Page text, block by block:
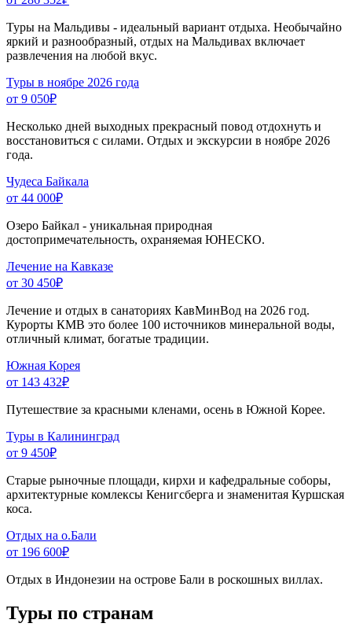
Туры на Мальдивы - идеальный вариант отдыха. Необычайно
яркий и разнообразный, отдых на Мальдивах включает
развлечения на любой вкус.
Туры в ноябре 2026 года
от 9 050₽
Несколько дней выходных прекрасный повод отдохнуть и
восстановиться с силами. Отдых и экскурсии в ноябре 2026
года.
Чудеса Байкала
от 44 000₽
Озеро Байкал - уникальная природная
достопримечательность, охраняемая ЮНЕСКО.
Лечение на Кавказе
от 30 450₽
Лечение и отдых в санаториях КавМинВод на 2026 год.
Курорты КМВ это более 100 источников минеральной воды,
отличный климат, богатые традиции.
Южная Корея
от 143 432₽
Путешествие за красными кленами, осень в Южной Корее.
Туры в Калининград
от 9 450₽
Старые рыночные площади, кирхи и кафедральные соборы,
архитектурные комлексы Кенигсберга и знаменитая Куршская
коса.
Отдых на о.Бали
от 196 600₽
Отдых в Индонезии на острове Бали в роскошных виллах.
Туры по странам